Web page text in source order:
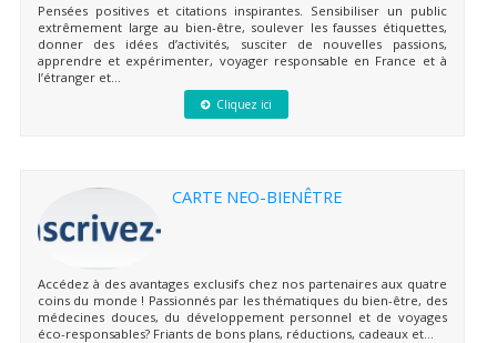
Pensées positives et citations inspirantes. Sensibiliser un public
extrêmement large au bien-être, soulever les fausses étiquettes,
donner des idées d’activités, susciter de nouvelles passions,
apprendre et expérimenter, voyager responsable en France et à
l’étranger et...
Cliquez ici
CARTE NEO-BIENÊTRE
Accédez à des avantages exclusifs chez nos partenaires aux quatre
coins du monde ! Passionnés par les thématiques du bien-être, des
médecines douces, du développement personnel et de voyages
éco-responsables? Friants de bons plans, réductions, cadeaux et...